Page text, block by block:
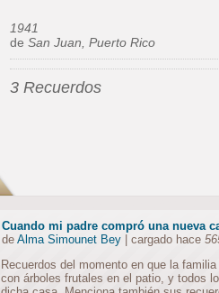
1941
de San Juan, Puerto Rico
3 Recuerdos
Cuando mi padre compró una nueva
de Alma Simounet Bey| cargado hace
Recuerdos del momento en que la
con árboles frutales en el patio, y todos